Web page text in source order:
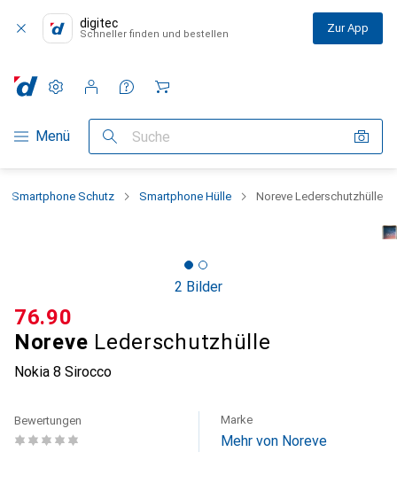
digitec
Schneller finden und bestellen Zur App
Navigation nach Kategorien
Menü Suche
Einstellungen
Kundenkonto
Vergleichslisten
Merklisten
Warenkorb
Smartphone Schutz Smartphone Hülle Noreve Lederschutzhülle
2 Bilder
Noreve Lederschutzhülle
Nokia 8 Sirocco
CHF
76.90
Bewertungen Marke
Mehr von Noreve